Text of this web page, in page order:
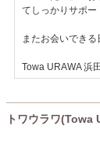
てしっかりサポー
またお会いでき
Towa URAWA 浜田
トワウラワ(Towa